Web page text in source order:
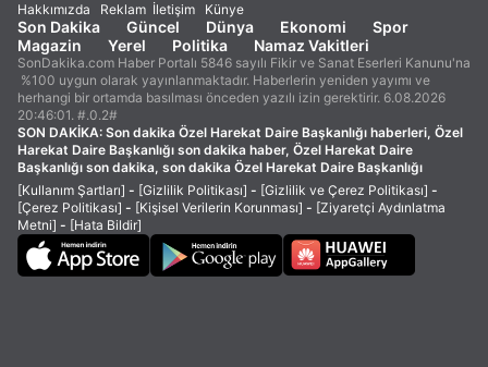
Hakkımızda Reklam İletişim Künye
Son Dakika Güncel Dünya Ekonomi
Spor
Magazin
Yerel Politika Namaz Vakitleri
SonDakika.com Haber Portalı 5846 sayılı Fikir ve Sanat Eserleri Kanunu'na
%100 uygun olarak yayınlanmaktadır. Haberlerin yeniden yayımı ve
herhangi bir ortamda basılması önceden yazılı izin gerektirir. 6.08.2026
20:46:01. #.0.2#
SON DAKİKA: Son dakika Özel Harekat Daire Başkanlığı haberleri, Özel
Harekat Daire Başkanlığı son dakika haber, Özel Harekat Daire
Başkanlığı son dakika, son dakika Özel Harekat Daire Başkanlığı
[Kullanım Şartları] - [Gizlilik Politikası] - [Gizlilik ve Çerez Politikası] -
[Çerez Politikası] - [Kişisel Verilerin Korunması] - [Ziyaretçi Aydınlatma
Metni] - [Hata Bildir]